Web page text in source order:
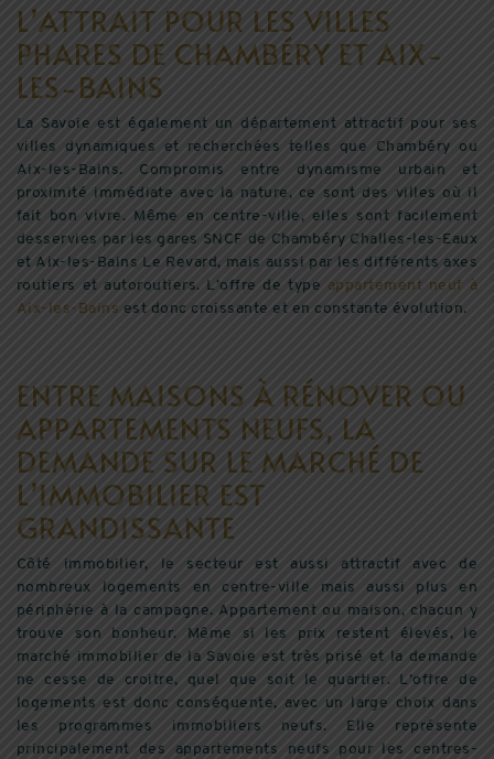
L’ATTRAIT POUR LES VILLES
PHARES DE CHAMBÉRY ET AIX-
LES-BAINS
La Savoie est également un département attractif pour ses
villes dynamiques et recherchées telles que Chambéry ou
Aix-les-Bains. Compromis entre dynamisme urbain et
proximité immédiate avec la nature, ce sont des villes où il
fait bon vivre. Même en centre-ville, elles sont facilement
desservies par les gares SNCF de Chambéry Challes-les-Eaux
et Aix-les-Bains Le Revard, mais aussi par les différents axes
routiers et autoroutiers. L’offre de type appartement neuf à
Aix-les-Bains est donc croissante et en constante évolution.
ENTRE MAISONS À RÉNOVER OU
APPARTEMENTS NEUFS, LA
DEMANDE SUR LE MARCHÉ DE
L’IMMOBILIER EST
GRANDISSANTE
Côté immobilier, le secteur est aussi attractif avec de
nombreux logements en centre-ville mais aussi plus en
périphérie à la campagne. Appartement ou maison, chacun y
trouve son bonheur. Même si les prix restent élevés, le
marché immobilier de la Savoie est très prisé et la demande
ne cesse de croitre, quel que soit le quartier. L’offre de
logements est donc conséquente, avec un large choix dans
les programmes immobiliers neufs. Elle représente
principalement des appartements neufs pour les centres-